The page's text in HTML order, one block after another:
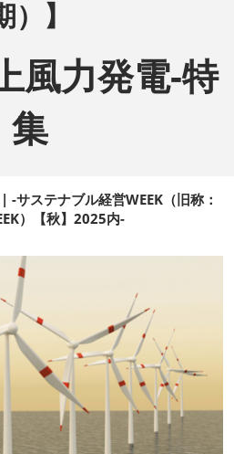
グサイト/Tokyo Big Sight
り
た
）】
風力発電-特
集
サステナブル経営WEEK（旧称：
）【秋】2025内-